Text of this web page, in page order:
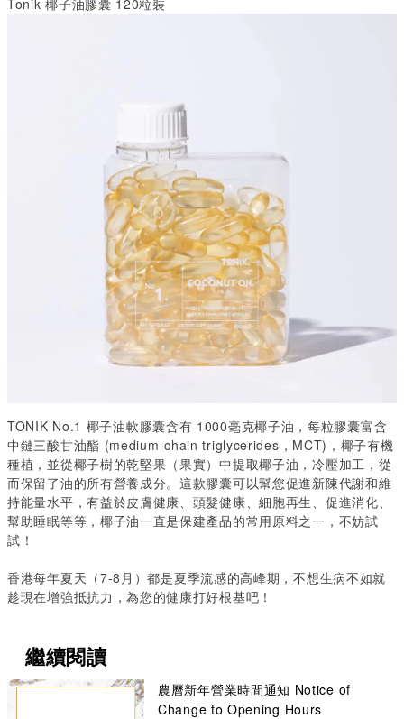
TONIK No.1 椰子油軟膠囊含有 1000毫克椰子油，每粒膠囊富含
中鏈三酸甘油酯 (medium-chain triglycerides ， MCT) ，椰子有機
種植，並從椰子樹的乾堅果（果實）中提取椰子油，冷壓加工，從
而保留了油的所有營養成分。這款膠囊可以幫您促進新陳代謝和維
持能量水平，有益於皮膚健康、頭髮健康、細胞再生、促進消化、
幫助睡眠等等，椰子油一直是保建產品的常用原料之一，不妨試
試！
香港每年夏天（7-8 月）都是夏季流感的高峰期，不想生病不如就
趁現在增強抵抗力，為您的健康打好根基吧！
繼續閱讀
農曆新年營業時間通知 Notice of
Change to Opening Hours